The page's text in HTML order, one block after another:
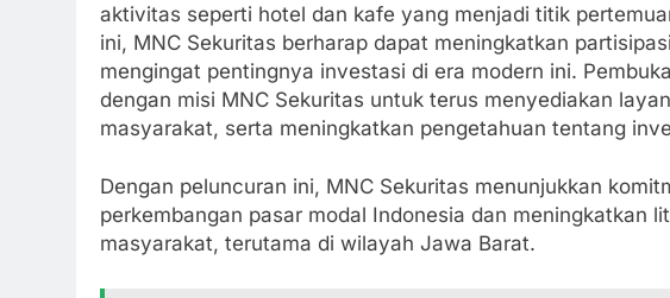
aktivitas seperti hotel dan kafe yang menjadi titik
ini, MNC Sekuritas berharap dapat meningkatkan
mengingat pentingnya investasi di era modern ini.
dengan misi MNC Sekuritas untuk terus menyediakan
masyarakat, serta meningkatkan pengetahuan tentang
Dengan peluncuran ini, MNC Sekuritas menunjukkan
perkembangan pasar modal Indonesia dan meningkatkan
masyarakat, terutama di wilayah Jawa Barat.